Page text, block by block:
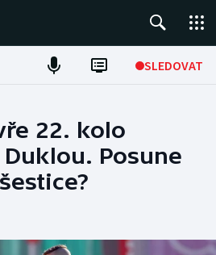
SLEDOVAT
22. kolo
Posune